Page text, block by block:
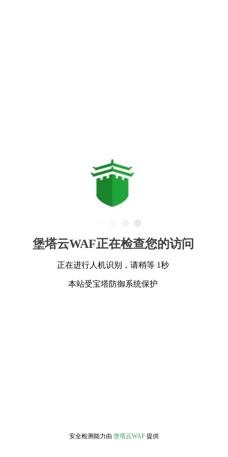
堡塔云WAF正在检查您的访问
正在进行人机识别，请稍等 1秒
本站受宝塔防御系统保护
安全检测能力由 堡塔云WAF 提供